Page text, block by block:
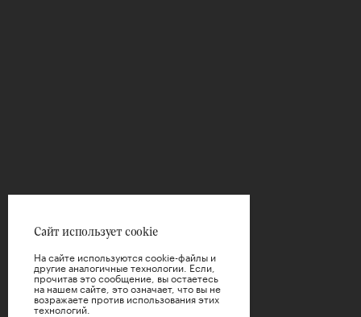
Сайт использует cookie
На сайте используются cookie-файлы и
другие аналогичные технологии. Если,
прочитав это сообщение, вы остаетесь
на нашем сайте, это означает, что вы не
возражаете против использования этих
технологий.